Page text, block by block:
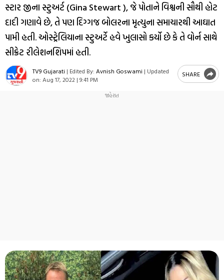
સ્ટાર જીના સ્ટુઅર્ટ (Gina Stewart ), જે પોતાને વિશ્વની સૌથી હોટ
દાદી ગણાવે છે, તે પણ દિગ્ગજ બોલરના મૃત્યુના સમાચારથી આઘાત
પામી હતી. ઓસ્ટ્રેલિયાના સ્ટુઅર્ટે હવે ખુલાસો કર્યો છે કે તે વોર્ન સાથે
સીક્રેટ રીલેશનશિપમાં હતી.
TV9 Gujarati | Edited By: Avnish Goswami | Updated
on: Aug 17, 2022 | 9:41 PM
SHARE